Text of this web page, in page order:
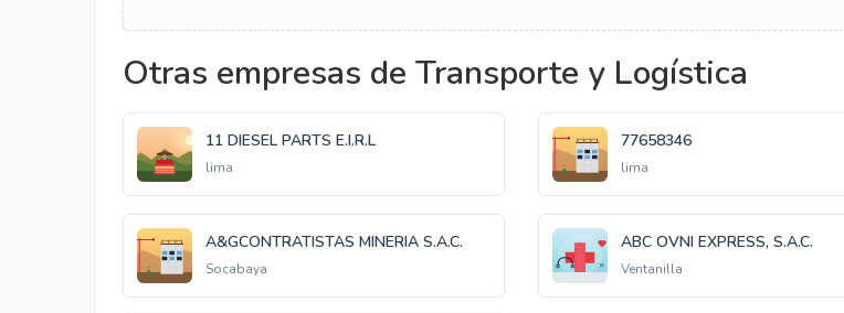
Otras empresas de Transporte y Logística
11 DIESEL PARTS E.I.R.L
lima
77658346
lima
A&GCONTRATISTAS MINERIA S.A.C.
Socabaya
ABC OVNI EXPRESS, S.A.C.
Ventanilla